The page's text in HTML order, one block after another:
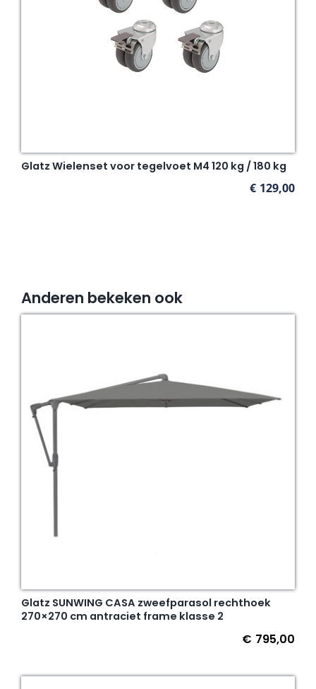
Glatz Wielenset voor tegelvoet M4 120 kg / 180 kg
€ 129,00
Anderen bekeken ook
Glatz SUNWING CASA zweefparasol rechthoek
270×270 cm antraciet frame klasse 2
€ 795,00